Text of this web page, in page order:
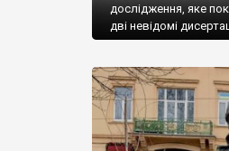
дослідження, яке
дві невідомі
стаття готується,
історичної
Його вже